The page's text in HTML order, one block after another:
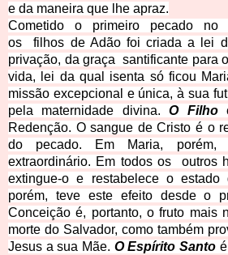
e da maneira que lhe apraz.
Cometido o primeiro pecado no
os
filhos de Adão foi criada a lei
privação, da graça
santificante para
vida, lei da qual isenta só ficou
missão excepcional e única, à sua
pela maternidade divina.
O Filho
Redenção. O sangue de Cristo é o
do pecado. Em Maria, porém,
extraordinário. Em todos os
outros
extingue-o e restabelece o estado
porém, teve este efeito desde o
Conceição é, portanto, o fruto mais
morte do Salvador, como também
Jesus a sua Mãe. O Espírito Santo